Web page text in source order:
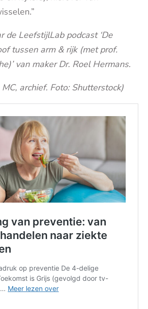
de LeefstijlLab podcast ‘De
tussen arm & rijk (met prof.
van maker Dr. Roel Hermans.
archief. Foto: Shutterstock)